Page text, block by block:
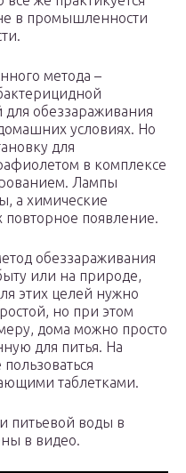
в промышленности
метода –
для обеззараживания
условиях. Но
для
в комплексе
Лампы
а химические
появление.
обеззараживания
или на природе,
этих целей нужно
но при этом
дома можно просто
для питья. На
таблетками.
питьевой воды в
в видео.